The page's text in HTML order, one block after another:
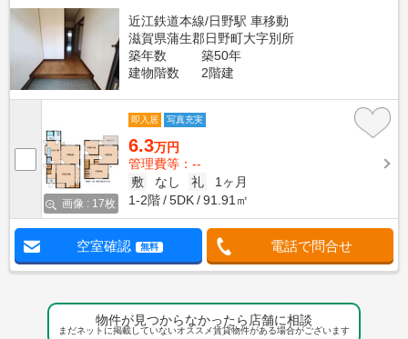
近江鉄道本線/日野駅 車移動
滋賀県蒲生郡日野町大字別所
築年数
築50年
建物階数
2階建
画像 : 17枚
即入居 写真充実
6.3万円
管理費等：--
敷
なし 礼
1ヶ月
1-2階
5DK 91.91㎡
空室確認 無料 電話で問合せ
物件が見つからなかったら店舗に相談
まだネットに掲載していないオススメ賃貸物件がある場合がございます